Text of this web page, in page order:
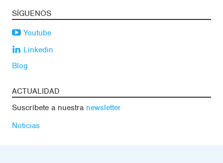
SÍGUENOS
Youtube
Linkedin
Blog
ACTUALIDAD
Suscríbete a nuestra newsletter
Noticias